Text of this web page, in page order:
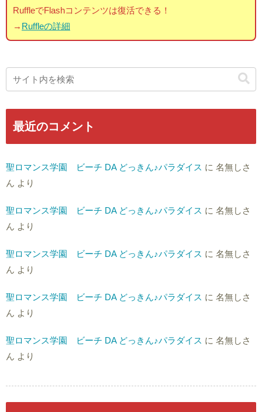
RuffleでFlashコンテンツは復活できる！
→ Ruffleの詳細
最近のコメント
聖ロマンス学園 ビーチ DA どっきん♪パラダイス に 名無しさ
ん より
聖ロマンス学園 ビーチ DA どっきん♪パラダイス に 名無しさ
ん より
聖ロマンス学園 ビーチ DA どっきん♪パラダイス に 名無しさ
ん より
聖ロマンス学園 ビーチ DA どっきん♪パラダイス に 名無しさ
ん より
聖ロマンス学園 ビーチ DA どっきん♪パラダイス に 名無しさ
ん より